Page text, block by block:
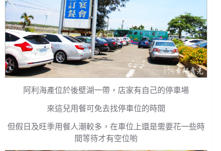
阿利海產位於後壁湖一帶，店家有自己的停車場
來這兒用餐可免去找停車位的時間
但假日及旺季用餐人潮較多，在車位上還是需要花一些時
間等待才有空位喲